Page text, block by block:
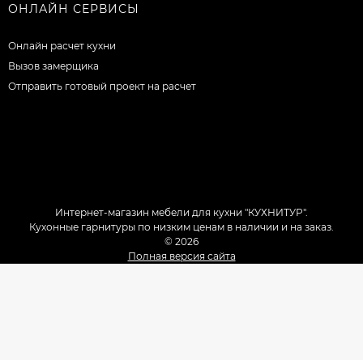
ОНЛАЙН СЕРВИСЫ
Онлайн расчет кухни
Вызов замерщика
Отправить готовый проект на расчет
Интернет-магазин мебели для кухни "КУХНИТУР".
Кухонные гарнитуры по низким ценам в наличии и на заказ.
© 2026
Полная версия сайта